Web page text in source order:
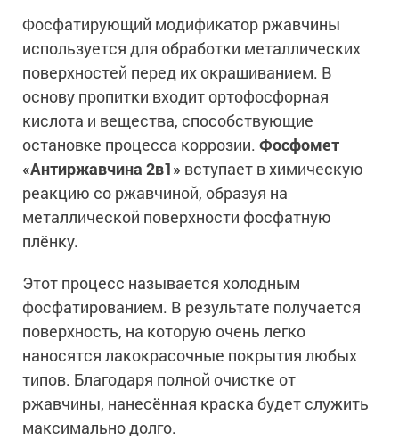
Фосфатирующий модификатор ржавчины
используется для обработки металлических
поверхностей перед их окрашиванием. В
основу пропитки входит ортофосфорная
кислота и вещества, способствующие
остановке процесса коррозии. Фосфомет
«Антиржавчина 2в1» вступает в химическую
реакцию со ржавчиной, образуя на
металлической поверхности фосфатную
плёнку.
Этот процесс называется холодным
фосфатированием. В результате получается
поверхность, на которую очень легко
наносятся лакокрасочные покрытия любых
типов. Благодаря полной очистке от
ржавчины, нанесённая краска будет служить
максимально долго.